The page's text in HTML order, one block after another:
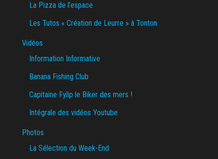
La Pizza de l’espace
Les Tutos « Création de Leurre » à Tonton
Vidéos
Information Informative
Banana Fishing Club
Capitaine Fylip le Biker des mers !
Intégrale des vidéos Youtube
Photos
La Sélection du Week-End